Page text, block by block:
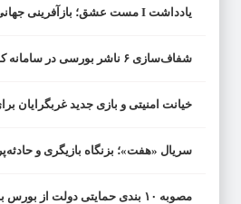
یادداشت I مست عشق؛ بازآفرینی جهانی پیام مولانا و شمس
شفاف‌سازی ۶ ناشر بورسی در سامانه کدال
خیانت امنیتی و بازی جدید غربگرایان
سریال «هفت»؛ بزنگاه بازیگری و
مصوبه ۱۰ بندی حمایتی دولت از بورس به لایحه بودجه پیوست شد